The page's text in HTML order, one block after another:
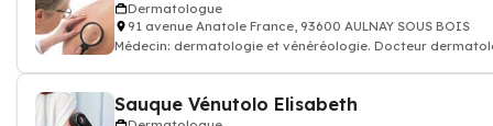
Dermatologue
91 avenue Anatole France, 93600 AULNAY SOUS BOIS
Médecin: dermatologie et vénéréologie. Docteur
Sauque Vénutolo Elisabeth